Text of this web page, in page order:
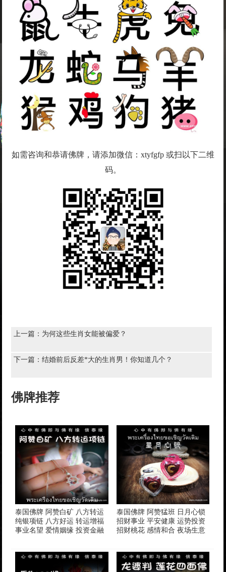
如需咨询和恭请佛牌，请添加微信：xtyfgfp 或扫以下二维
码。
上一篇： 为何这些生肖女能被偏爱？
下一篇：结婚前后反差*大的生肖男！你知道几个？
佛牌推荐
泰国佛牌 阿赞白矿 八方转运
纯银项链 八方好运 转运增福
事业名望 爱情姻缘 投资金融
泰国佛牌 阿赞猛班 日月心锁
招财事业 平安健康 运势投资
招财桃花 感情和合 夜场生意